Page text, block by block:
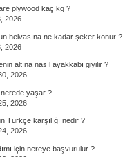
plywood kaç kg ?
2026
helvasına ne kadar şeker konur ?
2026
altına nasıl ayakkabı giyilir ?
2026
nerede yaşar ?
2026
Türkçe karşılığı nedir ?
2026
için nereye başvurulur ?